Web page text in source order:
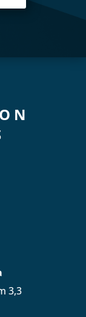
3,3